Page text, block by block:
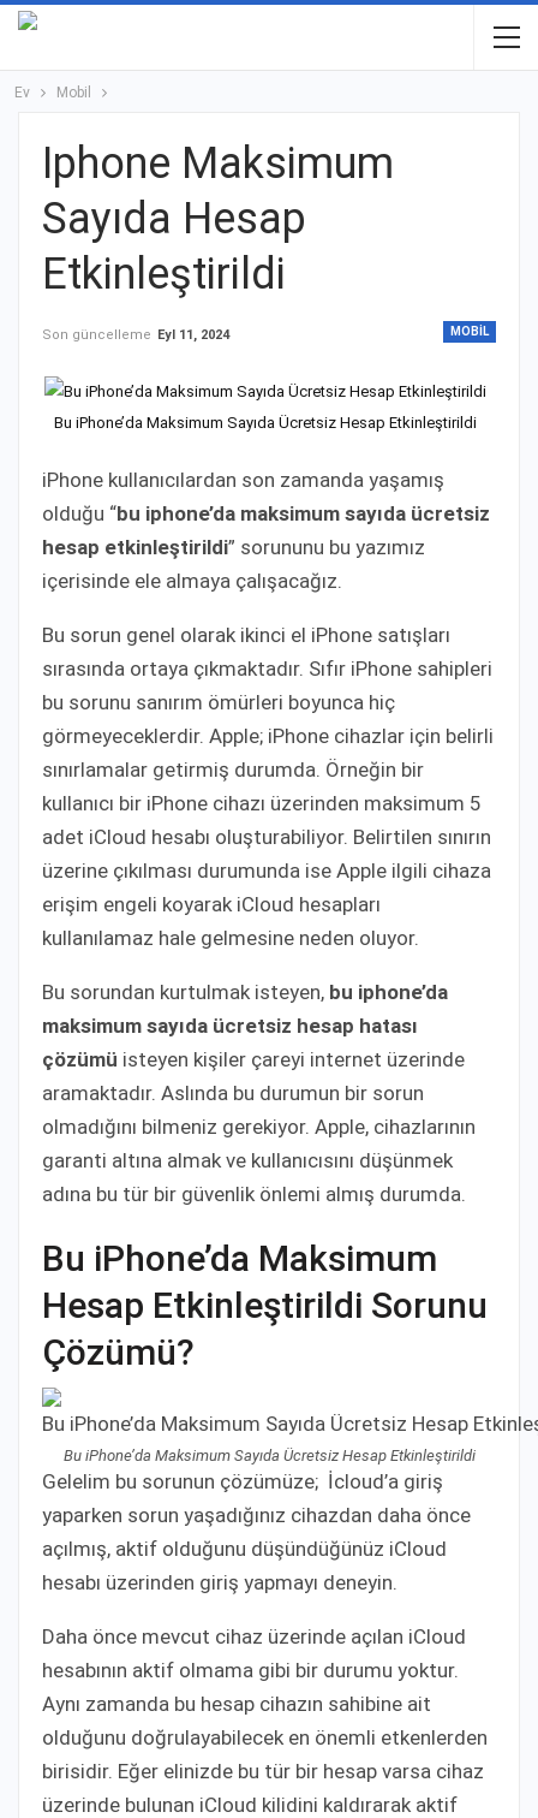
Ev Mobil
Iphone Maksimum
Sayıda Hesap
Etkinleştirildi
MOBIL
Son güncelleme Eyl 11, 2024
Bu iPhone’da Maksimum Sayıda Ücretsiz Hesap Etkinleştirildi
iPhone kullanıcılardan son zamanda yaşamış
olduğu “bu iphone’da maksimum sayıda ücretsiz
hesap etkinleştirildi” sorununu bu yazımız
içerisinde ele almaya çalışacağız.
Bu sorun genel olarak ikinci el iPhone satışları
sırasında ortaya çıkmaktadır. Sıfır iPhone sahipleri
bu sorunu sanırım ömürleri boyunca hiç
görmeyeceklerdir. Apple; iPhone cihazlar için belirli
sınırlamalar getirmiş durumda. Örneğin bir
kullanıcı bir iPhone cihazı üzerinden maksimum 5
adet iCloud hesabı oluşturabiliyor. Belirtilen sınırın
üzerine çıkılması durumunda ise Apple ilgili cihaza
erişim engeli koyarak iCloud hesapları
kullanılamaz hale gelmesine neden oluyor.
Bu sorundan kurtulmak isteyen, bu iphone’da
maksimum sayıda ücretsiz hesap hatası
çözümü isteyen kişiler çareyi internet üzerinde
aramaktadır. Aslında bu durumun bir sorun
olmadığını bilmeniz gerekiyor. Apple, cihazlarının
garanti altına almak ve kullanıcısını düşünmek
adına bu tür bir güvenlik önlemi almış durumda.
Bu iPhone’da Maksimum
Hesap Etkinleştirildi Sorunu
Çözümü?
Bu iPhone’da Maksimum Sayıda Ücretsiz Hesap Etkinleştirildi
Gelelim bu sorunun çözümüze; İcloud’a giriş
yaparken sorun yaşadığınız cihazdan daha önce
açılmış, aktif olduğunu düşündüğünüz iCloud
hesabı üzerinden giriş yapmayı deneyin.
Daha önce mevcut cihaz üzerinde açılan iCloud
hesabının aktif olmama gibi bir durumu yoktur.
Aynı zamanda bu hesap cihazın sahibine ait
olduğunu doğrulayabilecek en önemli etkenlerden
birisidir. Eğer elinizde bu tür bir hesap varsa cihaz
üzerinde bulunan iCloud kilidini kaldırarak aktif